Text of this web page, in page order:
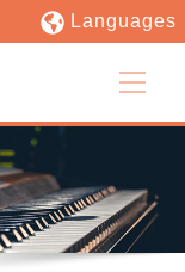
Languages